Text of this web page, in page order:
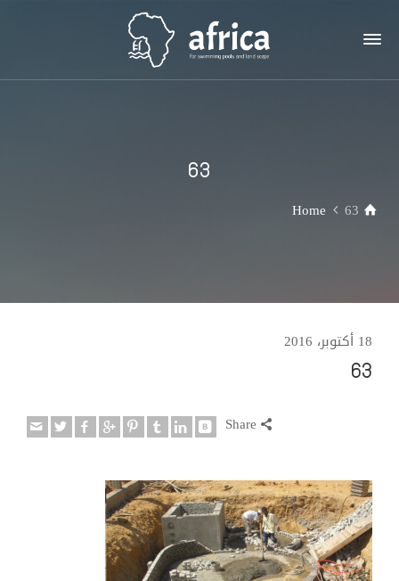
63
Home 63
18 أكتوبر، 2016
63
Share